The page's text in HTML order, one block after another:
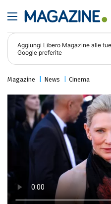
Aggiungi Libero Magazine alle
Google preferite
Magazine News Cinema